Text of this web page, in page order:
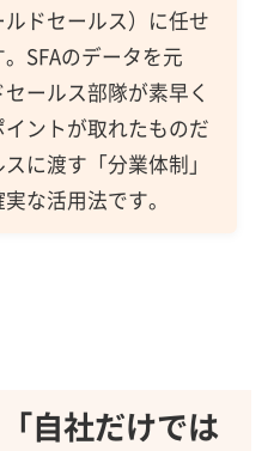
ドセールス）に任せ
SFAのデータを元
ールス部隊が素早く
ントが取れたものだ
に渡す「分業体制」
な活用法です。
自社だけでは